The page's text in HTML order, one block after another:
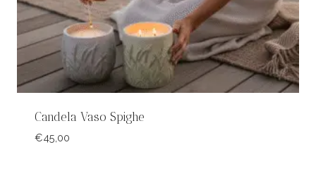
Candela Vaso Spighe
€45,00